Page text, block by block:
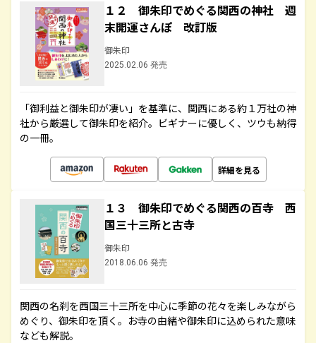
１２ 御朱印でめぐる関西の神社 週
末開運さんぽ 改訂版
御朱印
2025.02.06 発売
「御利益と御朱印が凄い」を基準に、関西にある約１万社の神
社から厳選して御朱印を紹介。ビギナーに優しく、ツウも納得
の一冊。
詳細を見る
１３ 御朱印でめぐる関西の百寺 西
国三十三所と古寺
御朱印
2018.06.06 発売
関西の名刹を西国三十三所を中心に季節の花々を楽しみながら
めぐり、御朱印を頂く。お寺の由緒や御朱印に込められた意味
なども解説。